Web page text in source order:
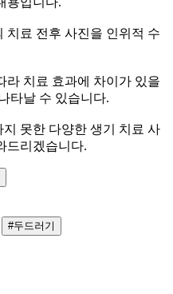
치료 전후 사진을 인위적 수
라 치료 효과에 차이가 있을
타날 수 있습니다.
못한 다양한 생기 치료 사
드리겠습니다.
#두드러기